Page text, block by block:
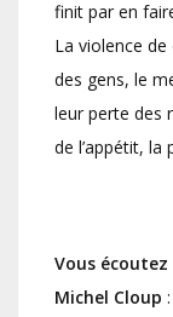
finit par en
La violence
des gens, le
leur perte des
de l’appétit, la
Vous
Michel Cloup